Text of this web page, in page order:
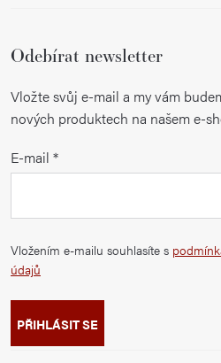
Odebírat newsletter
Vložte svůj e-mail a my vám
nových produktech na našem e-
E-mail
Vložením e-mailu souhlasíte s
údajů
PŘIHLÁSIT SE